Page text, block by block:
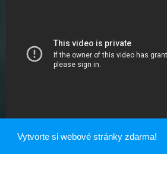
Vytvorte si webové stránky zdarma!